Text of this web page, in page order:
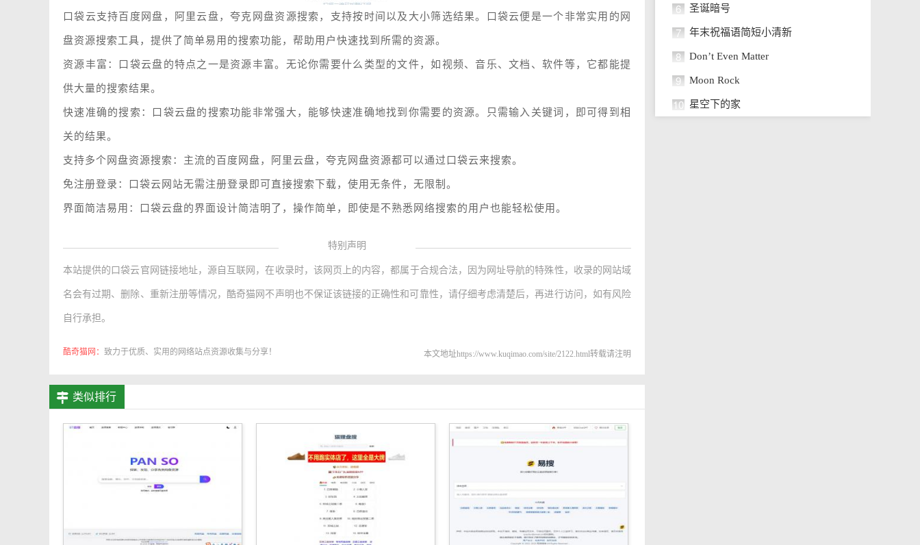
口袋云支持百度网盘，阿里云盘，夸克网盘资源搜索，支持按时间以及大小筛选结果。口袋云便是一个非常实用的网
盘资源搜索工具，提供了简单易用的搜索功能，帮助用户快速找到所需的资源。
资源丰富：口袋云盘的特点之一是资源丰富。无论你需要什么类型的文件，如视频、音乐、文档、软件等，它都能提
供大量的搜索结果。
快速准确的搜索：口袋云盘的搜索功能非常强大，能够快速准确地找到你需要的资源。只需输入关键词，即可得到相
关的结果。
支持多个网盘资源搜索：主流的百度网盘，阿里云盘，夸克网盘资源都可以通过口袋云来搜索。
免注册登录：口袋云网站无需注册登录即可直接搜索下载，使用无条件，无限制。
界面简洁易用：口袋云盘的界面设计简洁明了，操作简单，即使是不熟悉网络搜索的用户也能轻松使用。
特别声明
本站提供的 口袋云官网链接地址，源自互联网，在收录时，该网页上的内容，都属于合规合法，因为网址导航的特殊性，收录的网站域
名会有过期、删除、重新注册等情况，酷奇猫网不声明也不保证该链接的正确性和可靠性，请仔细考虑清楚后，再进行访问，如有风险
自行承担。
酷奇猫网： 致力于优质、实用的网络站点资源收集与分享！ 本文地址https://www.kuqimao.com/site/2122.html转载请注明
类似排行
6 圣诞暗号
7 年末祝福语简短小清新
8 Don’t Even Matter
9 Moon Rock
10 星空下的家